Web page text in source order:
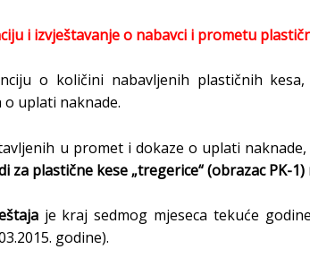
i izvještavanje o nabavci i prometu
o količini nabavljenih plastičnih
uplati naknade.
u promet i dokaze o uplati
za plastične kese „tregerice“ (obrazac PK-
je kraj sedmog mjeseca tekuće
godine).